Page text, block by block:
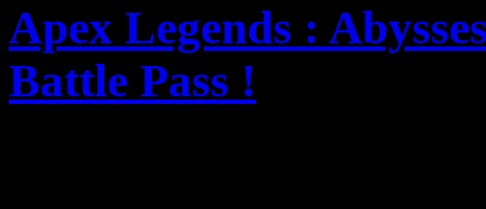
Apex Legends :
Battle Pass !